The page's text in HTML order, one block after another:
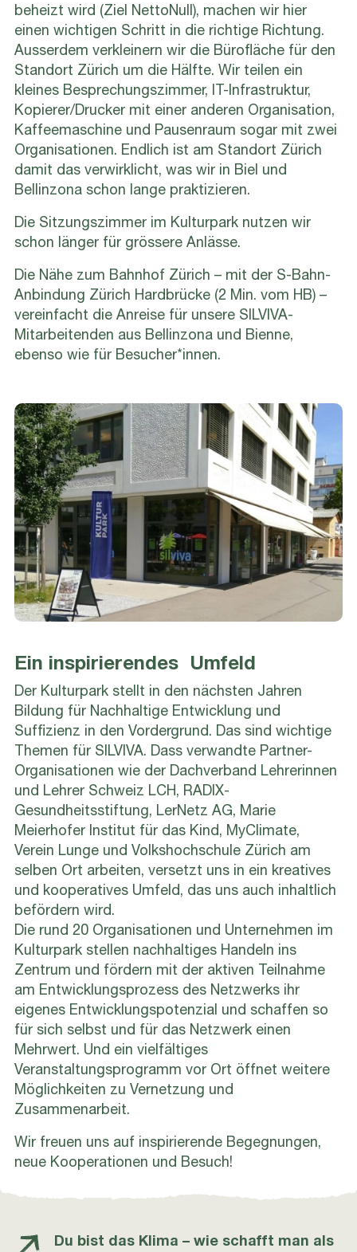
beheizt wird (Ziel NettoNull), machen wir hier
einen wichtigen Schritt in die richtige Richtung.
Ausserdem verkleinern wir die Bürofläche für den
Standort Zürich um die Hälfte. Wir teilen ein
kleines Besprechungszimmer, IT-Infrastruktur,
Kopierer/Drucker mit einer anderen Organisation,
Kaffeemaschine und Pausenraum sogar mit zwei
Organisationen. Endlich ist am Standort Zürich
damit das verwirklicht, was wir in Biel und
Bellinzona schon lange praktizieren.
Die Sitzungszimmer im Kulturpark nutzen wir
schon länger für grössere Anlässe.
Die Nähe zum Bahnhof Zürich – mit der S-Bahn-
Anbindung Zürich Hardbrücke (2 Min. vom HB) –
vereinfacht die Anreise für unsere SILVIVA-
Mitarbeitenden aus Bellinzona und Bienne,
ebenso wie für Besucher*innen.
Ein inspirierendes Umfeld
Der Kulturpark stellt in den nächsten Jahren
Bildung für Nachhaltige Entwicklung und
Suffizienz in den Vordergrund. Das sind wichtige
Themen für SILVIVA. Dass verwandte Partner-
Organisationen wie der Dachverband Lehrerinnen
und Lehrer Schweiz LCH, RADIX-
Gesundheitsstiftung, LerNetz AG, Marie
Meierhofer Institut für das Kind, MyClimate,
Verein Lunge und Volkshochschule Zürich am
selben Ort arbeiten, versetzt uns in ein kreatives
und kooperatives Umfeld, das uns auch inhaltlich
befördern wird.
Die rund 20 Organisationen und Unternehmen im
Kulturpark stellen nachhaltiges Handeln ins
Zentrum und fördern mit der aktiven Teilnahme
am Entwicklungsprozess des Netzwerks ihr
eigenes Entwicklungspotenzial und schaffen so
für sich selbst und für das Netzwerk einen
Mehrwert. Und ein vielfältiges
Veranstaltungsprogramm vor Ort öffnet weitere
Möglichkeiten zu Vernetzung und
Zusammenarbeit.
Wir freuen uns auf inspirierende Begegnungen,
neue Kooperationen und Besuch!
Du bist das Klima – wie schafft man als